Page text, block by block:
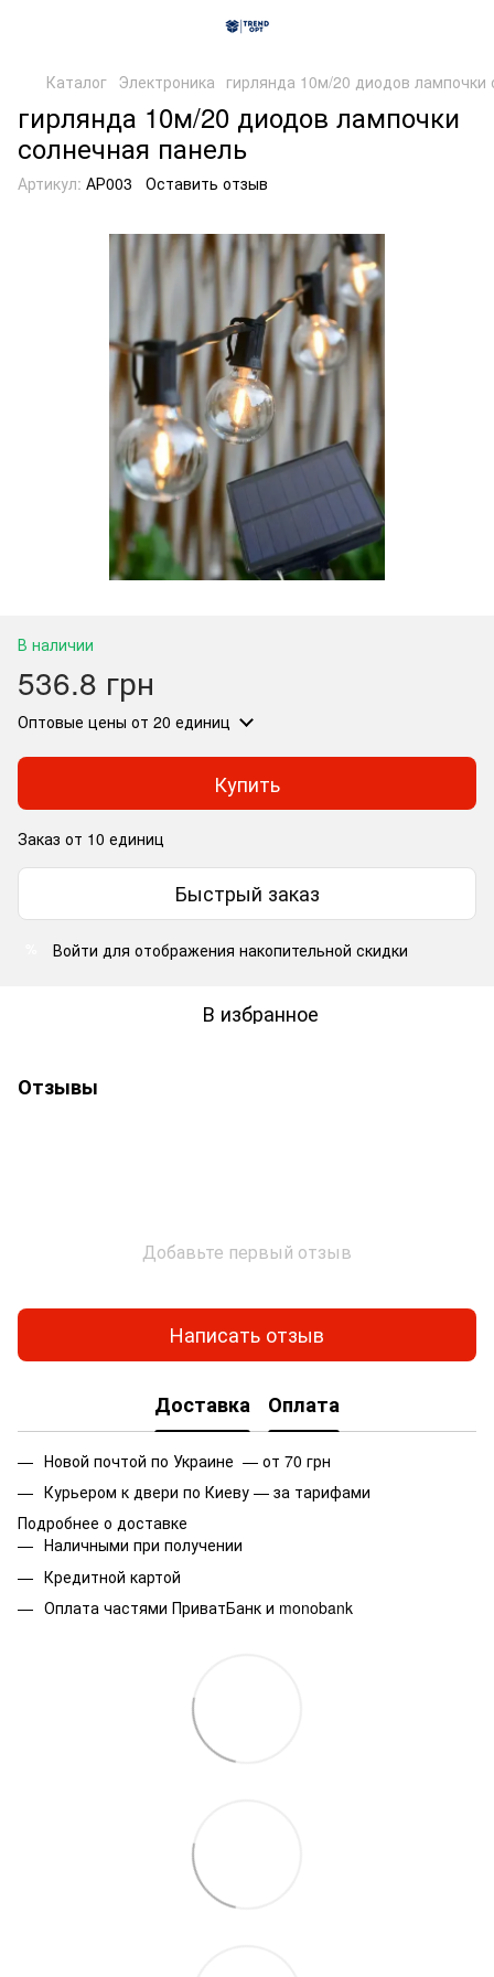
Каталог Электроника гирлянда 10м/20 диодов лампочки
гирлянда 10м/20 диодов лампочки
солнечная панель
Артикул: АР003 Оставить отзыв
В наличии
536.8 грн
Оптовые цены от 20 единиц
Купить
Заказ от 10 единиц
Быстрый заказ
Войти для отображения накопительной скидки
В избранное
Отзывы
Добавьте первый отзыв
Написать отзыв
Доставка Оплата
Новой почтой по Украине — от 70 грн
Курьером к двери по Киеву — за тарифами
Подробнее о доставке
Наличными при получении
Кредитной картой
Оплата частями ПриватБанк и monobank